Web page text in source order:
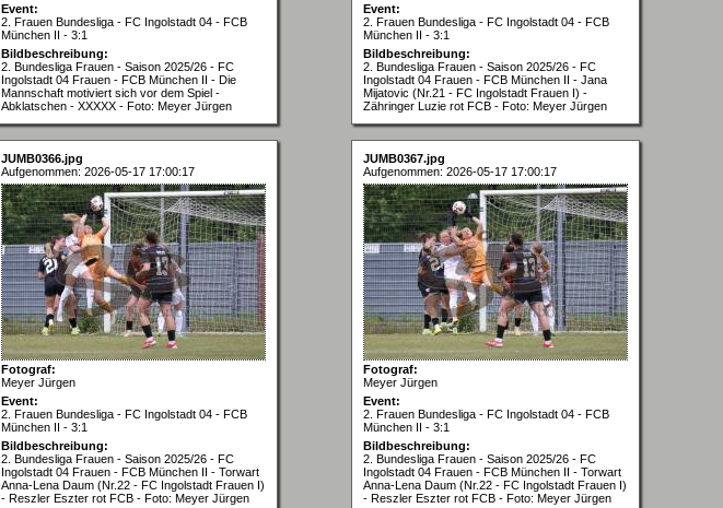
Event:
2. Frauen Bundesliga - FC Ingolstadt 04 - FCB
München II - 3:1
Bildbeschreibung:
2. Bundesliga Frauen - Saison 2025/26 - FC
Ingolstadt 04 Frauen - FCB München II - Die
Mannschaft motiviert sich vor dem Spiel -
Abklatschen - XXXXX - Foto: Meyer Jürgen
Event:
2. Frauen Bundesliga - FC Ingolstadt 04 - FCB
München II - 3:1
Bildbeschreibung:
2. Bundesliga Frauen - Saison 2025/26 - FC
Ingolstadt 04 Frauen - FCB München II - Jana
Mijatovic (Nr.21 - FC Ingolstadt Frauen I) -
Zähringer Luzie rot FCB - Foto: Meyer Jürgen
JUMB0366.jpg
Aufgenommen: 2026-05-17 17:00:17
Fotograf:
Meyer Jürgen
Event:
2. Frauen Bundesliga - FC Ingolstadt 04 - FCB
München II - 3:1
Bildbeschreibung:
2. Bundesliga Frauen - Saison 2025/26 - FC
Ingolstadt 04 Frauen - FCB München II - Torwart
Anna-Lena Daum (Nr.22 - FC Ingolstadt Frauen I)
- Reszler Eszter rot FCB - Foto: Meyer Jürgen
JUMB0367.jpg
Aufgenommen: 2026-05-17 17:00:17
Fotograf:
Meyer Jürgen
Event:
2. Frauen Bundesliga - FC Ingolstadt 04 - FCB
München II - 3:1
Bildbeschreibung:
2. Bundesliga Frauen - Saison 2025/26 - FC
Ingolstadt 04 Frauen - FCB München II - Torwart
Anna-Lena Daum (Nr.22 - FC Ingolstadt Frauen I)
- Reszler Eszter rot FCB - Foto: Meyer Jürgen